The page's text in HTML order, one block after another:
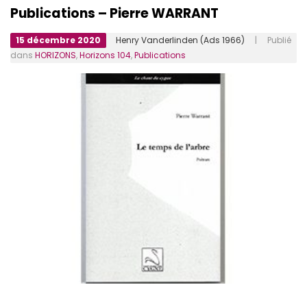
Publications – Pierre WARRANT
15 décembre 2020 Henry Vanderlinden (Ads 1966) | Publié
dans HORIZONS,Horizons 104,Publications